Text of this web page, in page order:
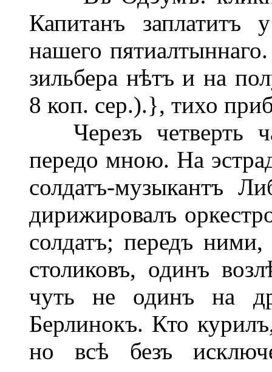
Капитанъ
нашего
зильбера нѣтъ и на
8 коп. сер.).}, тихо
Черезъ четверть
передо мною. На
солдатъ-музыкантъ
дирижировалъ
солдатъ; передъ ними,
столиковъ, одинъ
чуть не одинъ на
Берлинокъ. Кто
но всѣ безъ